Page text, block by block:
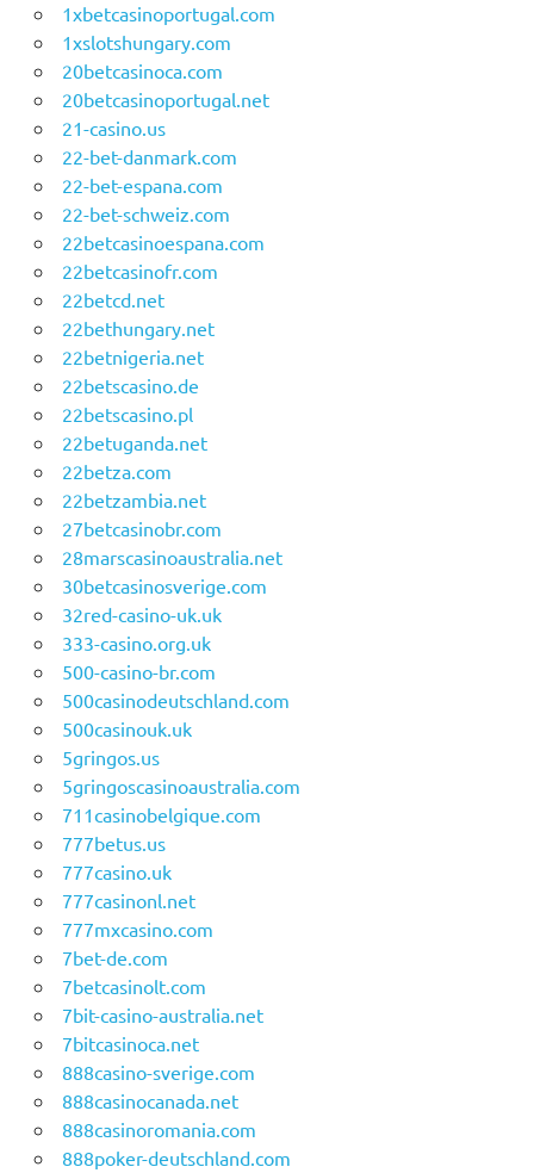
1xbetcasinoportugal.com
1xslotshungary.com
20betcasinoca.com
20betcasinoportugal.net
21-casino.us
22-bet-danmark.com
22-bet-espana.com
22-bet-schweiz.com
22betcasinoespana.com
22betcasinofr.com
22betcd.net
22bethungary.net
22betnigeria.net
22betscasino.de
22betscasino.pl
22betuganda.net
22betza.com
22betzambia.net
27betcasinobr.com
28marscasinoaustralia.net
30betcasinosverige.com
32red-casino-uk.uk
333-casino.org.uk
500-casino-br.com
500casinodeutschland.com
500casinouk.uk
5gringos.us
5gringoscasinoaustralia.com
711casinobelgique.com
777betus.us
777casino.uk
777casinonl.net
777mxcasino.com
7bet-de.com
7betcasinolt.com
7bit-casino-australia.net
7bitcasinoca.net
888casino-sverige.com
888casinocanada.net
888casinoromania.com
888poker-deutschland.com